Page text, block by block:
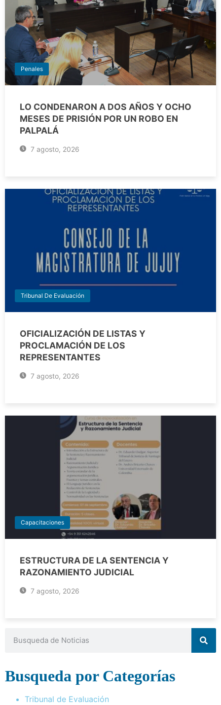
Penales
LO CONDENARON A DOS AÑOS Y OCHO
MESES DE PRISIÓN POR UN ROBO EN
PALPALÁ
7 agosto, 2026
Tribunal De Evaluación
OFICIALIZACIÓN DE LISTAS Y
PROCLAMACIÓN DE LOS
REPRESENTANTES
7 agosto, 2026
Capacitaciones
ESTRUCTURA DE LA SENTENCIA Y
RAZONAMIENTO JUDICIAL
7 agosto, 2026
Busqueda por Categorías
Tribunal de Evaluación